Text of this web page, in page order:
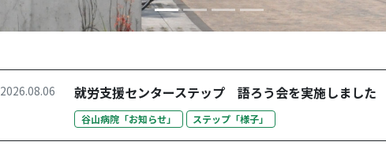
2026.08.06 就労支援センターステップ 語ろう会を実施しました
谷山病院「お知らせ」 ステップ「様子」